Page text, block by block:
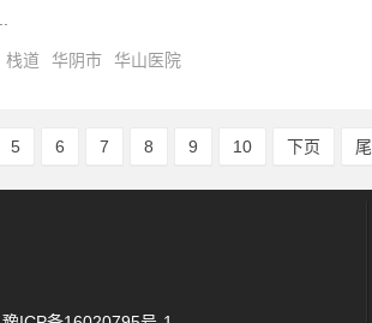
栈道 华阴市 华山医院
5 6 7 8 9 10 下页